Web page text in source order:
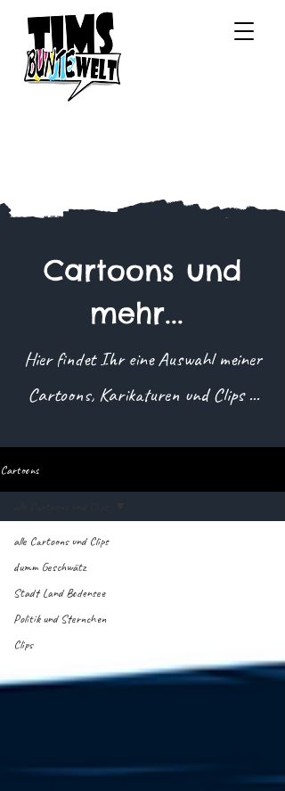
Cartoons und
mehr...
Hier findet Ihr eine Auswahl meiner
Cartoons, Karikaturen und Clips ...
Cartoons
alle Cartoons und Clips
dumm Geschwätz
Stadt Land Bodensee
Politik und Sternchen
Clips